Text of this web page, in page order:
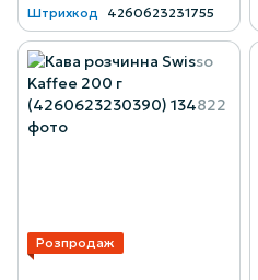
Штрихкод
4260623231755
Розпродаж